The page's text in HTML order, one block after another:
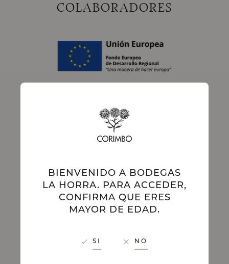
COLABORADORES
BIENVENIDO A BODEGAS
LA HORRA. PARA ACCEDER,
CONFIRMA QUE ERES
MAYOR DE EDAD.
SI NO